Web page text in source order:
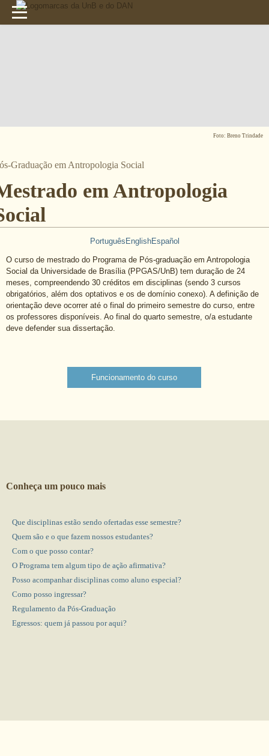
Foto: Breno Trindade
Graduação em Antropologia Social
em Antropologia
Português EnglishEspañol
O curso de mestrado do Programa de Pós-graduação em Antropologia
Social da Universidade de Brasília (PPGAS/UnB) tem duração de 24
meses, compreendendo 30 créditos em disciplinas (sendo 3 cursos
obrigatórios, além dos optativos e os de domínio conexo). A definição de
orientação deve ocorrer até o final do primeiro semestre do curso, entre
os professores disponíveis. Ao final do quarto semestre, o/a estudante
deve defender sua dissertação.
Funcionamento do curso
Conheça um pouco mais
Que disciplinas estão sendo ofertadas esse semestre?
Quem são e o que fazem nossos estudantes?
Com o que posso contar?
O Programa tem algum tipo de ação afirmativa?
Posso acompanhar disciplinas como aluno especial?
Como posso ingressar?
Regulamento da Pós-Graduação
Egressos: quem já passou por aqui?